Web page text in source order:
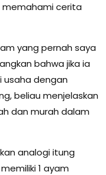
cerita
yang pernah saya
bahwa jika ia
usaha dengan
beliau menjelaskan
dan murah dalam
analogi itung
1 ayam